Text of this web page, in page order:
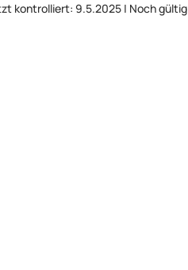
kontrolliert: 9.5.2025 | Noch gültig